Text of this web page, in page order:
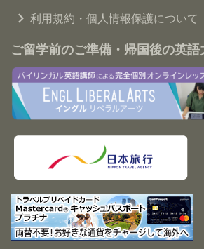
利用規約・個人情報保護について
ご留学前のご準備・帰国後の英語